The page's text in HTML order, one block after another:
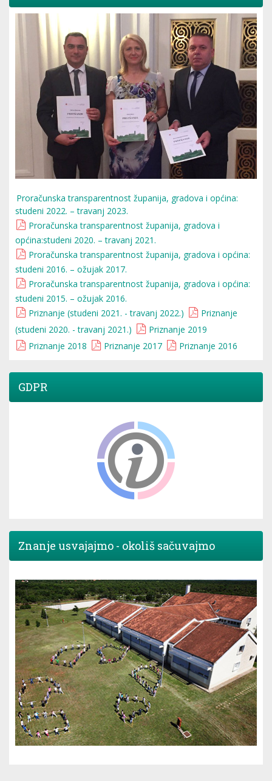
Proračunska transparentnost županija, gradova i općina:
studeni 2022. – travanj 2023.
Proračunska transparentnost županija, gradova i
općina:studeni 2020. – travanj 2021.
Proračunska transparentnost županija, gradova i općina:
studeni 2016. – ožujak 2017.
Proračunska transparentnost županija, gradova i općina:
studeni 2015. – ožujak 2016.
Priznanje (studeni 2021. - travanj 2022.)
Priznanje
(studeni 2020. - travanj 2021.)
Priznanje 2019
Priznanje 2018
Priznanje 2017 Priznanje 2016
GDPR
Znanje usvajajmo - okoliš sačuvajmo